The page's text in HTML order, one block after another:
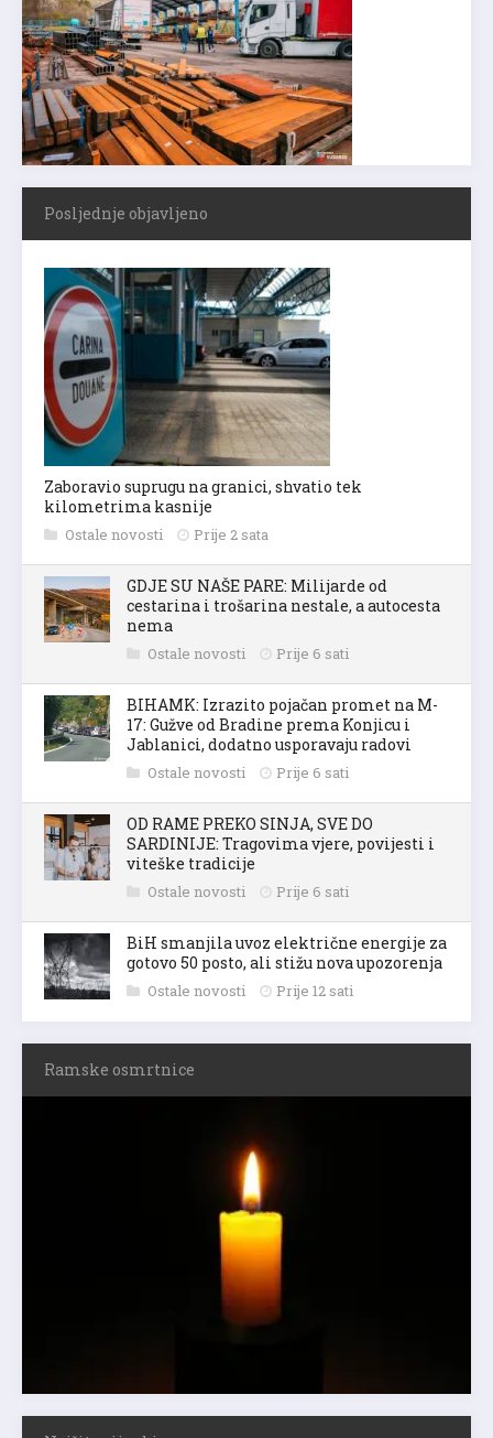
Posljednje objavljeno
Zaboravio suprugu na granici, shvatio tek
kilometrima kasnije
Ostale novosti Prije 2 sata
GDJE SU NAŠE PARE: Milijarde od
cestarina i trošarina nestale, a autocesta
nema
Ostale novosti Prije 6 sati
BIHAMK: Izrazito pojačan promet na M-
17: Gužve od Bradine prema Konjicu i
Jablanici, dodatno usporavaju radovi
Ostale novosti Prije 6 sati
OD RAME PREKO SINJA, SVE DO
SARDINIJE: Tragovima vjere, povijesti i
viteške tradicije
Ostale novosti Prije 6 sati
BiH smanjila uvoz električne energije za
gotovo 50 posto, ali stižu nova upozorenja
Ostale novosti Prije 12 sati
Ramske osmrtnice